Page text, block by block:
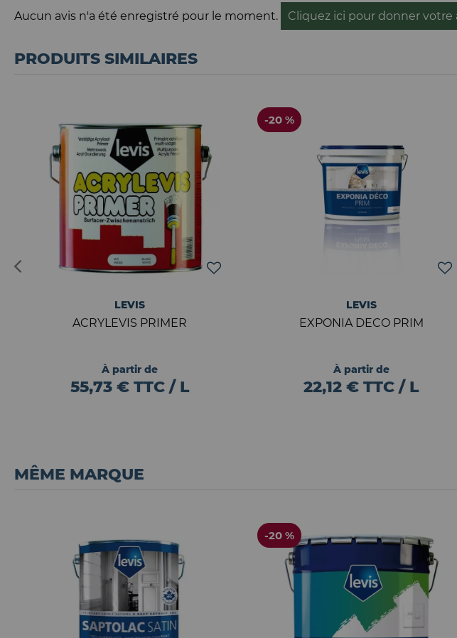
Aucun avis n'a été enregistré pour le moment. Cliquez ici pour donner votre
PRODUITS SIMILAIRES
LEVIS
ACRYLEVIS PRIMER
À partir de
55,73 € TTC / L
-20 %
LEVIS
EXPONIA DECO PRIM
À partir de
22,12 € TTC / L
MÊME MARQUE
-20 %